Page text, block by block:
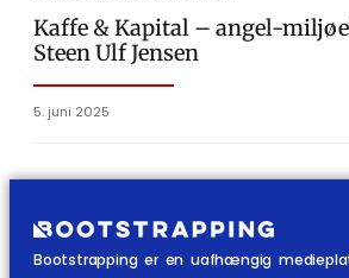
Kaffe & Kapital – angel-
Steen Ulf Jensen
5. juni 2025
Bootstrapping er en uafhængig